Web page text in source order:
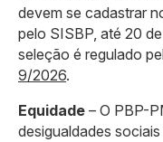
devem se cadastrar
pelo SISBP, até 20
seleção é regulado
9/2026.
Equidade – O PBP-
desigualdades